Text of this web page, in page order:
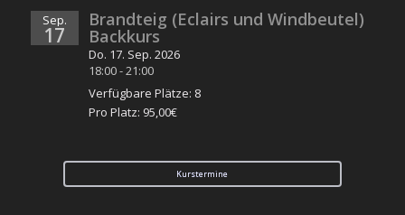
Sep.
17
Brandteig (Eclairs und Windbeutel)
Backkurs
Do. 17. Sep. 2026
18:00-21:00
Verfügbare Plätze: 8
Pro Platz: 95,00€
Kurstermine